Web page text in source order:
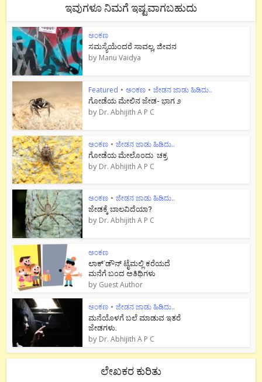
ಇವುಗಳೂ ನಿಮಗೆ ಇಷ್ಟವಾಗಬಹುದು
ಅಂಕಣ
ಸಮಸ್ಯೆಯೆಂದರೆ ಸಾವಲ್ಲ, ಜೀವನ
by Manu Vaidya
Featured • ಅಂಕಣ • ಜೇಡನ ಜಾಡು ಹಿಡಿದು..
ಗೋಡೆಯ ಮೇಲಿನ ಜೇಡ- ಭಾಗ ೨
by Dr. Abhijith A P C
ಅಂಕಣ • ಜೇಡನ ಜಾಡು ಹಿಡಿದು..
ಗೋಡೆಯ ಮೇಲೊಂದು ಚಕ್ರ
by Dr. Abhijith A P C
ಅಂಕಣ • ಜೇಡನ ಜಾಡು ಹಿಡಿದು..
ಜೇಡಕ್ಕೆ ಬಾಲವಿದೆಯಾ?
by Dr. Abhijith A P C
ಅಂಕಣ
ಲಾಕ್`ಡೌನ್ ಟೈಮಲ್ಲಿ ಕರೆಯದೆ
ಮನೆಗೆ ಬಂದ ಅತಿಥಿಗಳು
by Guest Author
ಅಂಕಣ • ಜೇಡನ ಜಾಡು ಹಿಡಿದು..
ಮನೆಯೊಳಗೆ ಬಲೆ ಮಾಡುವ ಇತರೆ
ಜೇಡಗಳು.
by Dr. Abhijith A P C
ಲೇಖಕರ ಕುರಿತು